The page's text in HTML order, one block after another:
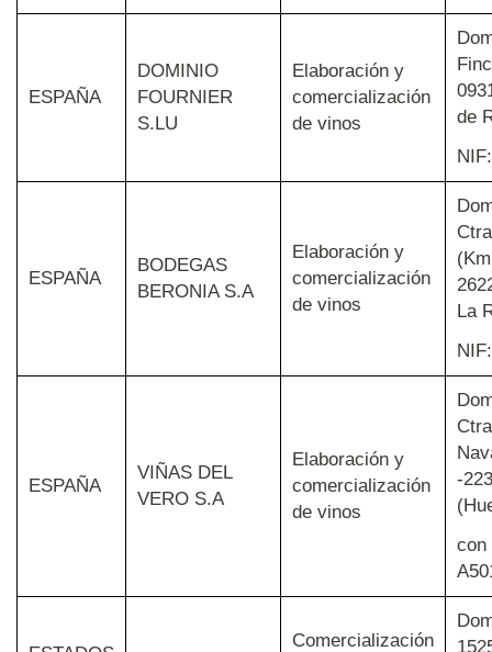
ESPAÑA
DOMINIO
FOURNIER
S.LU
Elaboración y
comercialización
de vinos
de
ESPAÑA
BODEGAS
BERONIA S.A
Elaboración y
comercialización
de vinos
La
NIF:
ESPAÑA
VIÑAS DEL
VERO S.A
Elaboración y
comercialización
de vinos
-
con
Comercialización